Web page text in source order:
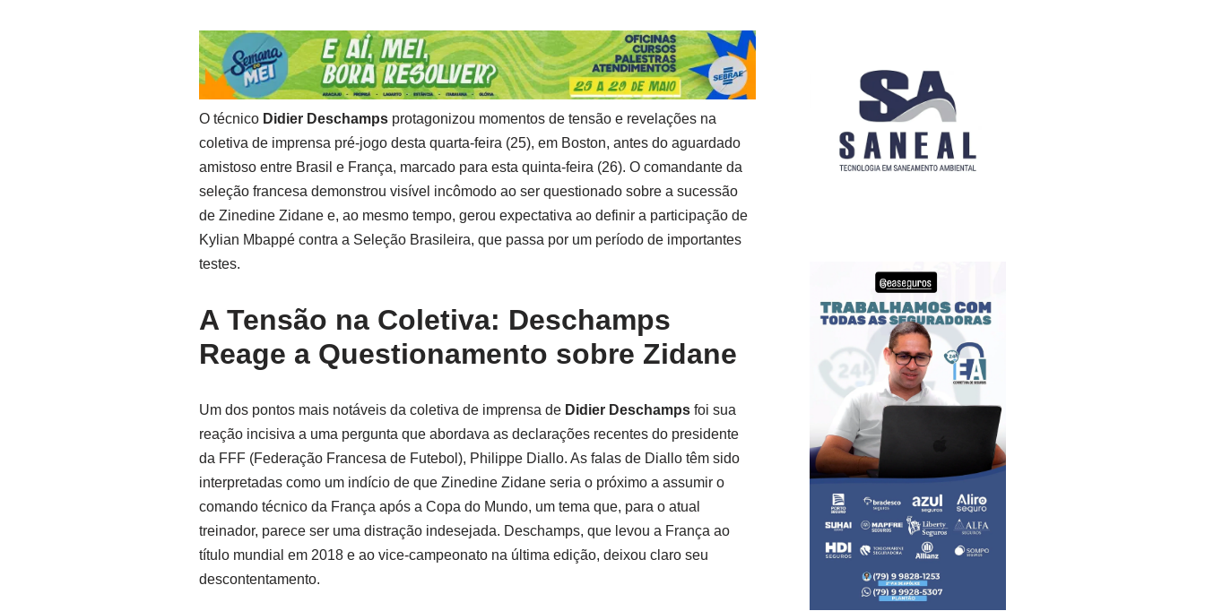
O técnico Didier Deschamps protagonizou momentos de tensão e revelações na
coletiva de imprensa pré-jogo desta quarta-feira (25), em Boston, antes do aguardado
amistoso entre Brasil e França, marcado para esta quinta-feira (26). O comandante da
seleção francesa demonstrou visível incômodo ao ser questionado sobre a sucessão
de Zinedine Zidane e, ao mesmo tempo, gerou expectativa ao definir a participação de
Kylian Mbappé contra a Seleção Brasileira, que passa por um período de importantes
testes.
A Tensão na Coletiva: Deschamps
Reage a Questionamento sobre Zidane
Um dos pontos mais notáveis da coletiva de imprensa de Didier Deschamps foi sua
reação incisiva a uma pergunta que abordava as declarações recentes do presidente
da FFF (Federação Francesa de Futebol), Philippe Diallo. As falas de Diallo têm sido
interpretadas como um indício de que Zinedine Zidane seria o próximo a assumir o
comando técnico da França após a Copa do Mundo, um tema que, para o atual
treinador, parece ser uma distração indesejada. Deschamps, que levou a França ao
título mundial em 2018 e ao vice-campeonato na última edição, deixou claro seu
descontentamento.